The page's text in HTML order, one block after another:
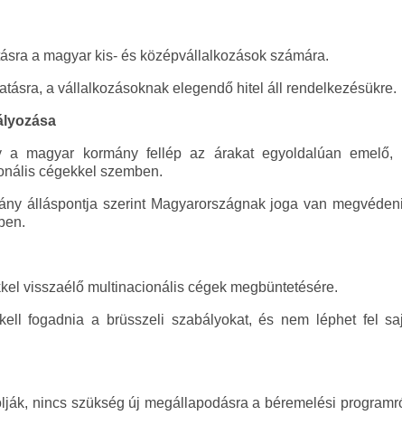
a magyar kis- és középvállalkozások számára.
a vállalkozásoknak elegendő hitel áll rendelkezésükre.
a magyar kormány fellép az árakat egyoldalúan emelő,
cégekkel szemben.
álláspontja szerint Magyarországnak joga van
visszaélő multinacionális cégek megbüntetésére.
fogadnia a brüsszeli szabályokat, és nem léphet fel
nincs szükség új megállapodásra a béremelési